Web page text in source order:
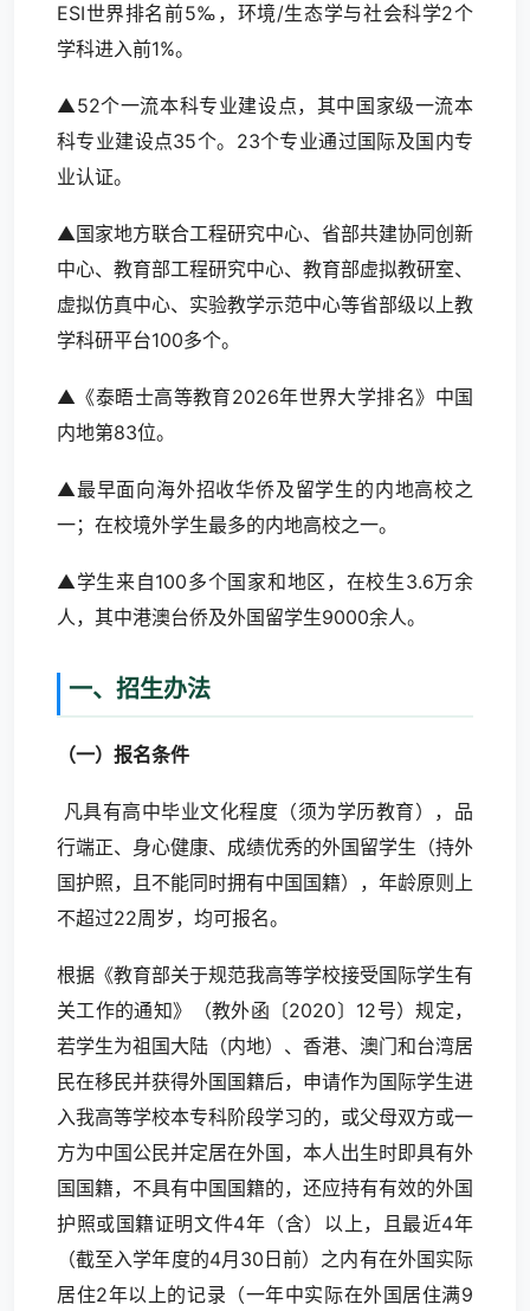
ESI世界排名前5‰，环境/生态学与社会科学2个
学科进入前1%。
▲52个一流本科专业建设点，其中国家级一流本
科专业建设点35个。23个专业通过国际及国内专
业认证。
▲国家地方联合工程研究中心、省部共建协同创新
中心、教育部工程研究中心、教育部虚拟教研室、
虚拟仿真中心、实验教学示范中心等省部级以上教
学科研平台100多个。
▲《泰晤士高等教育2026年世界大学排名》中国
内地第83位。
▲最早面向海外招收华侨及留学生的内地高校之
一；在校境外学生最多的内地高校之一。
▲学生来自100多个国家和地区，在校生3.6万余
人，其中港澳台侨及外国留学生9000余人。
一、招生办法
（一）报名条件
凡具有高中毕业文化程度（须为学历教育），品
行端正、身心健康、成绩优秀的外国留学生（持外
国护照，且不能同时拥有中国国籍），年龄原则上
不超过22周岁，均可报名。
根据《教育部关于规范我高等学校接受国际学生有
关工作的通知》（教外函〔2020〕12号）规定，
若学生为祖国大陆（内地）、香港、澳门和台湾居
民在移民并获得外国国籍后，申请作为国际学生进
入我高等学校本专科阶段学习的，或父母双方或一
方为中国公民并定居在外国，本人出生时即具有外
国国籍，不具有中国国籍的，还应持有有效的外国
护照或国籍证明文件4年（含）以上，且最近4年
（截至入学年度的4月30日前）之内有在外国实际
居住2年以上的记录（一年中实际在外国居住满9